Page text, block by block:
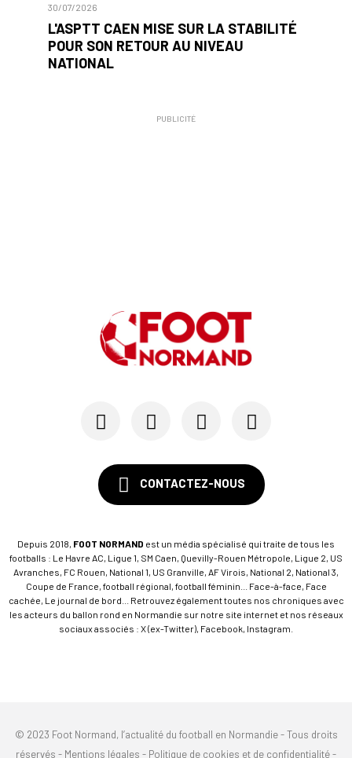
30/07/2026
L'ASPTT CAEN MISE SUR LA STABILITÉ
POUR SON RETOUR AU NIVEAU
NATIONAL
PUBLICITÉ
CONTACTEZ-NOUS
Depuis 2018, FOOT NORMAND est un média spécialisé qui traite de tous les
footballs : Le Havre AC, Ligue 1, SM Caen, Quevilly-Rouen Métropole, Ligue 2, US
Avranches, FC Rouen, National 1, US Granville, AF Virois, National 2, National 3,
Coupe de France, football régional, football féminin... Face-à-face, Face
cachée, Le journal de bord... Retrouvez également toutes nos chroniques avec
les acteurs du ballon rond en Normandie sur notre site internet et nos réseaux
sociaux associés : X (ex-Twitter), Facebook, Instagram.
© 2023 Foot Normand, l’actualité du football en Normandie - Tous droits
réservés - Mentions légales - Politique de cookies et de confidentialité-